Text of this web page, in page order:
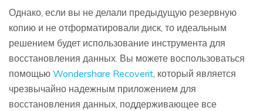
Однако, если вы не делали предыдущую резервную
копию и не отформатировали диск, то идеальным
решением будет использование инструмента для
восстановления данных. Вы можете воспользоваться
помощью Wondershare Recoverit, который является
чрезвычайно надежным приложением для
восстановления данных, поддерживающее все